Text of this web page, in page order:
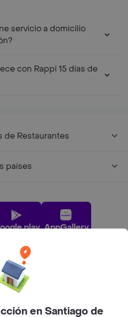
servicio a domicilio
con Rappi 15 días de
de Restaurantes
países
play AppGallery
cerca de ti
en Santiago de